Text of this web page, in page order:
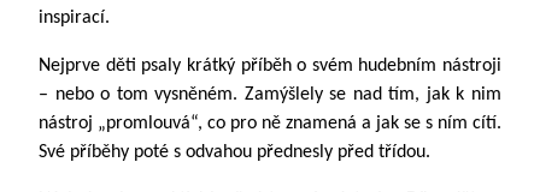
inspirací.
Nejprve děti psaly krátký příběh o svém hudebním nástroji
– nebo o tom vysněném. Zamýšlely se nad tím, jak k nim
nástroj „promlouvá“, co pro ně znamená a jak se s ním cítí.
Své příběhy poté s odvahou přednesly před třídou.